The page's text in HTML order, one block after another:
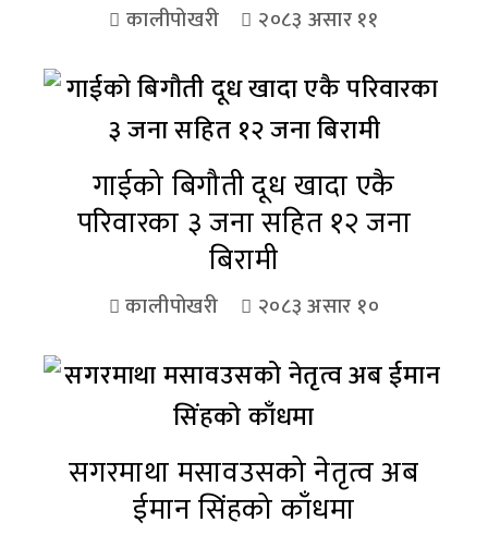
कालीपोखरी २०८३ असार ११
गाईको बिगौती दूध खादा एकै
परिवारका ३ जना सहित १२ जना
बिरामी
कालीपोखरी २०८३ असार १०
सगरमाथा मसावउसको नेतृत्व अब
ईमान सिंहको काँधमा